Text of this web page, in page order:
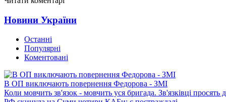
Новини України
Останні
Популярні
Коментовані
В ОП виключають повернення Федорова - ЗМІ
Коли мовчить зв'язок - мовчить уся бригада. Зв'язківці просять